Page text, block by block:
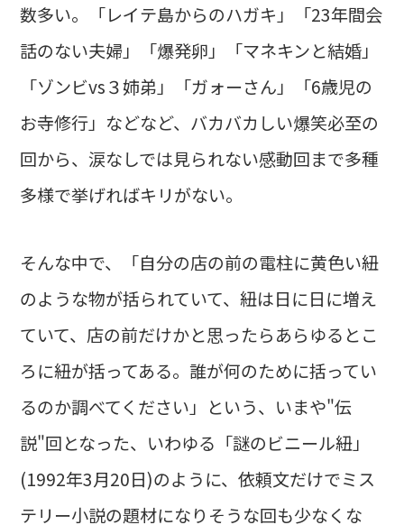
数多い。「レイテ島からのハガキ」「23年間会
話のない夫婦」「爆発卵」「マネキンと結婚」
「ゾンビvs３姉弟」「ガォーさん」「6歳児の
お寺修行」などなど、バカバカしい爆笑必至の
回から、涙なしでは見られない感動回まで多種
多様で挙げればキリがない。
そんな中で、「自分の店の前の電柱に黄色い紐
のような物が括られていて、紐は日に日に増え
ていて、店の前だけかと思ったらあらゆるとこ
ろに紐が括ってある。誰が何のために括ってい
るのか調べてください」という、いまや"伝
説"回となった、いわゆる「謎のビニール紐」
(1992年3月20日)のように、依頼文だけでミス
テリー小説の題材になりそうな回も少なくな